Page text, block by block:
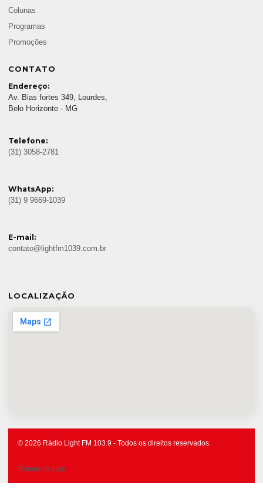
Colunas
Programas
Promoções
CONTATO
Endereço:
Av. Bias fortes 349, Lourdes,
Belo Horizonte - MG
Telefone:
(31) 3058-2781
WhatsApp:
(31) 9 9669-1039
E-mail:
contato@lightfm1039.com.br
LOCALIZAÇÃO
© 2026 Rádio Light FM 103.9 - Todos os direitos reservados.
Termos de Uso